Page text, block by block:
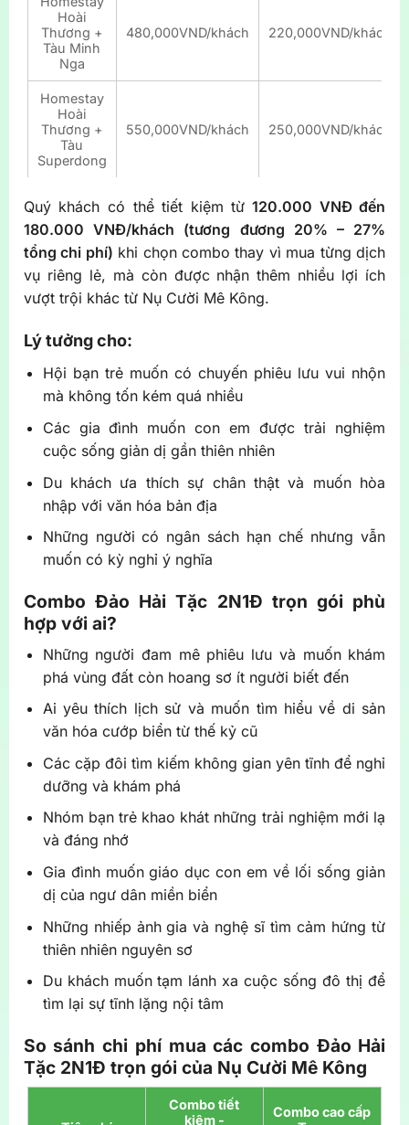
Hoài
Thương +
Tàu Minh
Nga
480,000VND/khách 220,000VND/khách
Homestay
Hoài
Thương +
Tàu
Superdong
550,000VND/khách 250,000VND/khách
Quý khách có thể tiết kiệm từ 120.000 VNĐ đến
180.000 VNĐ/khách (tương đương 20% – 27%
tổng chi phí) khi chọn combo thay vì mua từng dịch
vụ riêng lẻ, mà còn được nhận thêm nhiều lợi ích
vượt trội khác từ Nụ Cười Mê Kông.
Lý tưởng cho:
Hội bạn trẻ muốn có chuyến phiêu lưu vui nhộn
mà không tốn kém quá nhiều
Các gia đình muốn con em được trải nghiệm
cuộc sống giản dị gần thiên nhiên
Du khách ưa thích sự chân thật và muốn hòa
nhập với văn hóa bản địa
Những người có ngân sách hạn chế nhưng vẫn
muốn có kỳ nghỉ ý nghĩa
Combo Đảo Hải Tặc 2N1Đ trọn gói phù
hợp với ai?
Những người đam mê phiêu lưu và muốn khám
phá vùng đất còn hoang sơ ít người biết đến
Ai yêu thích lịch sử và muốn tìm hiểu về di sản
văn hóa cướp biển từ thế kỷ cũ
Các cặp đôi tìm kiếm không gian yên tĩnh để nghỉ
dưỡng và khám phá
Nhóm bạn trẻ khao khát những trải nghiệm mới lạ
và đáng nhớ
Gia đình muốn giáo dục con em về lối sống giản
dị của ngư dân miền biển
Những nhiếp ảnh gia và nghệ sĩ tìm cảm hứng từ
thiên nhiên nguyên sơ
Du khách muốn tạm lánh xa cuộc sống đô thị để
tìm lại sự tĩnh lặng nội tâm
So sánh chi phí mua các combo Đảo Hải
Tặc 2N1Đ trọn gói của Nụ Cười Mê Kông
Combo tiết
kiệm -
Combo cao cấp